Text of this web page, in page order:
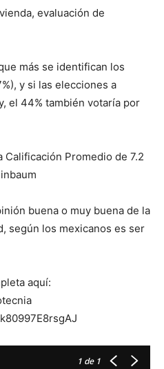
evaluación de
más se identifican los
y si las elecciones a
el 44% también votaría por
Calificación Promedio de 7.2
buena o muy buena de la
según los mexicanos es ser
aquí:
1 de 1